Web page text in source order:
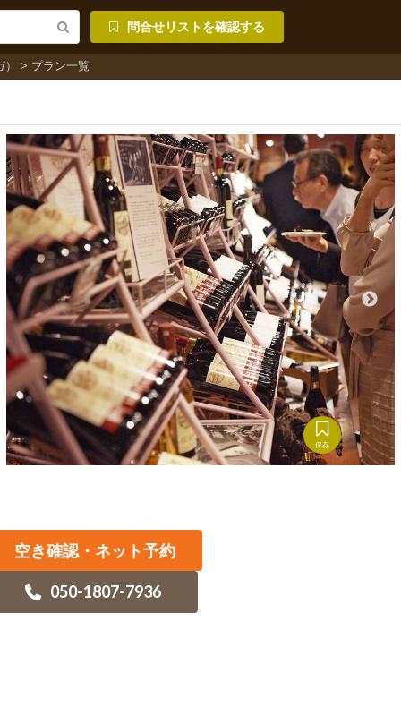
問合せリストを確認する
プラン一覧
保存
空き確認・ネット予約
050-1807-7936